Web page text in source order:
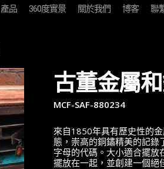
產品 360度實景 關於我們 博客 聯
古董金屬
MCF-SAF-880234
來自1850年具有歷史性的
態，崇高的銅鏽精美的記
字母的代碼。大小適合擺放
擺放在一起，並創建一個絕